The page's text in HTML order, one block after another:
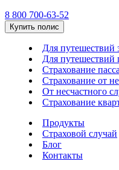
8 800 700-63-52
Купить полис
Для путешествий
Для путешествий
Страхование
Страхование от
От несчастного
Страхование
Продукты
Страховой случай
Блог
Контакты